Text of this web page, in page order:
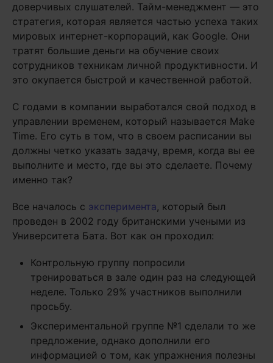
доверчивых слушателей. Тайм-менеджмент — это
стратегия, которая является частью успеха таких
мировых интернет-корпораций, как Google. Они
тратят большие деньги на обучение своих
сотрудников техникам личной продуктивности. И
это окупается быстрой и качественной работой.
С годами в компании выработался свой подход в
управлении временем, который называется Make
Time. Его суть в том, что в своем расписании вы
должны четко указать задачу, время, когда вы ее
выполните и место, где вы это сделаете. Почему
именно так?
Все началось с эксперимента, который был
проведен в 2002 году британскими учеными из
Университета Бата. Вот как он проходил:
Контрольную группу попросили
тренироваться в зале один раз на следующей
неделе. Только 29% участников выполнили
просьбу.
Экспериментальной группе №1 сделали то же
предложение, однако дополнили его
информацией о том, как упражнения полезны